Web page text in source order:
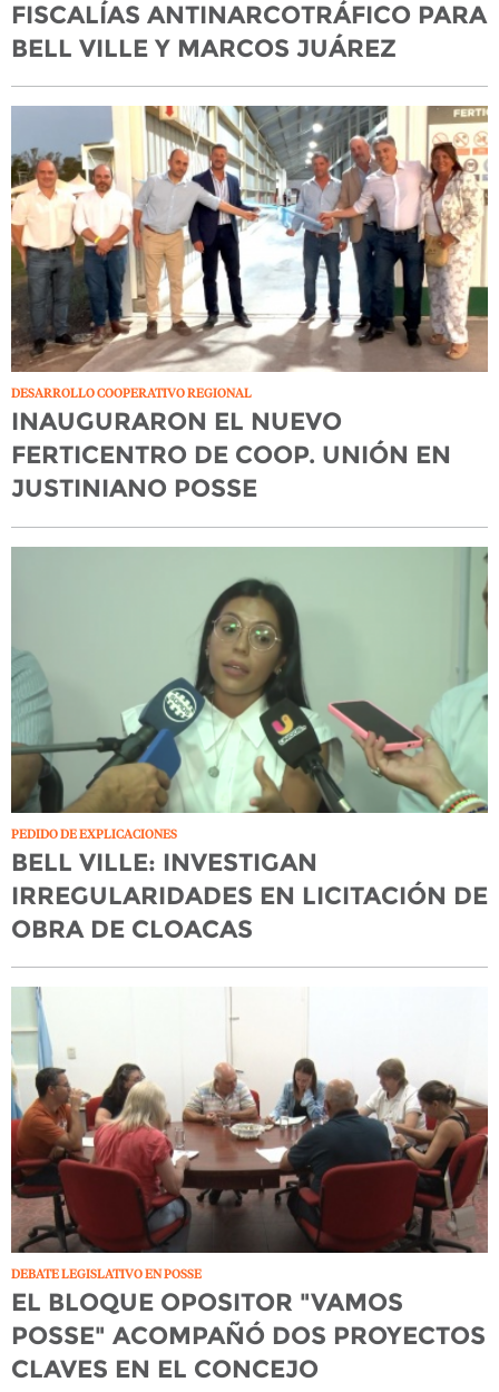
FISCALÍAS ANTINARCOTRÁFICO PARA
BELL VILLE Y MARCOS JUÁREZ
DESARROLLO COOPERATIVO REGIONAL
INAUGURARON EL NUEVO
FERTICENTRO DE COOP. UNIÓN EN
JUSTINIANO POSSE
PEDIDO DE EXPLICACIONES
BELL VILLE: INVESTIGAN
IRREGULARIDADES EN LICITACIÓN DE
OBRA DE CLOACAS
DEBATE LEGISLATIVO EN POSSE
EL BLOQUE OPOSITOR "VAMOS
POSSE" ACOMPAÑÓ DOS PROYECTOS
CLAVES EN EL CONCEJO